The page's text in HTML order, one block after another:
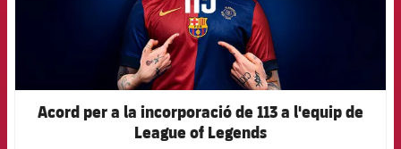
Acord per a la incorporació de 113 a l'equip de
League of Legends